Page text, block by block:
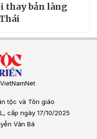
thay bản làng
tộc và Tôn giáo
cấp ngày 17/10/2025
Văn Bá